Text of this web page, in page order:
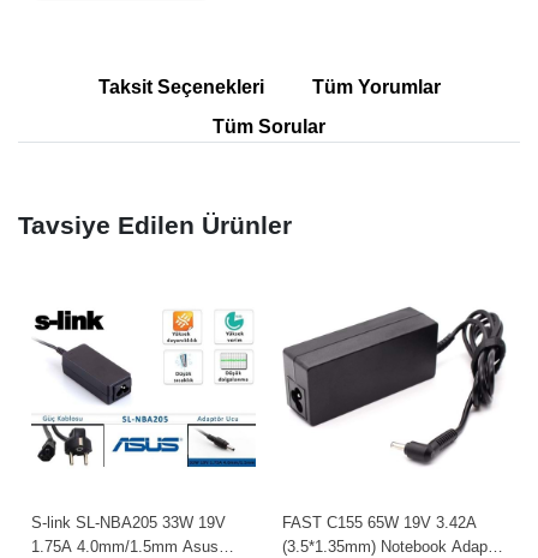
Taksit Seçenekleri
Tüm Yorumlar
Tüm Sorular
Tavsiye Edilen Ürünler
S-link SL-NBA205 33W 19V
1.75A 4.0mm/1.5mm Asus
FAST C155 65W 19V 3.42A
(3.5*1.35mm) Notebook Adaptör